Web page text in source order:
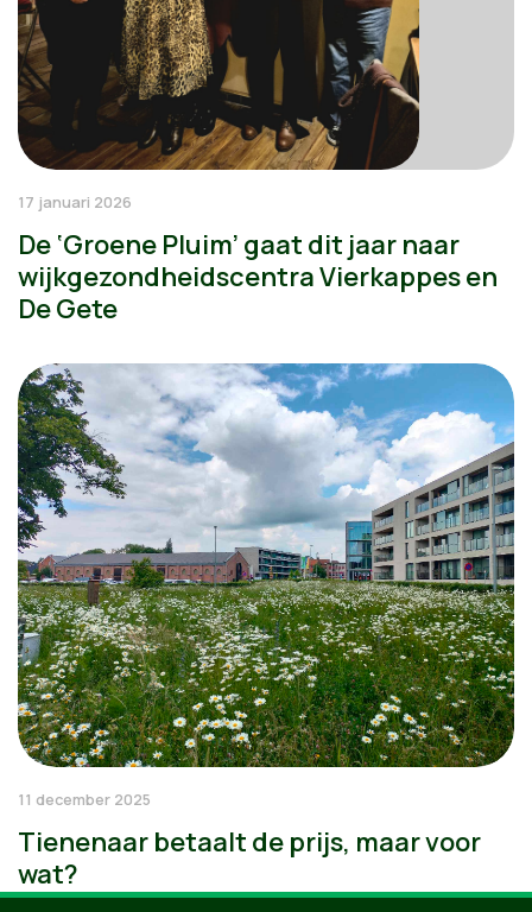
17 januari 2026
De ‘Groene Pluim’ gaat dit jaar naar
wijkgezondheidscentra Vierkappes en
De Gete
11 december 2025
Tienenaar betaalt de prijs, maar voor
wat?